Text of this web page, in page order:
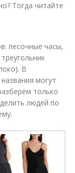
Тогда читайте
песочные часы,
В
могут
только
людей по